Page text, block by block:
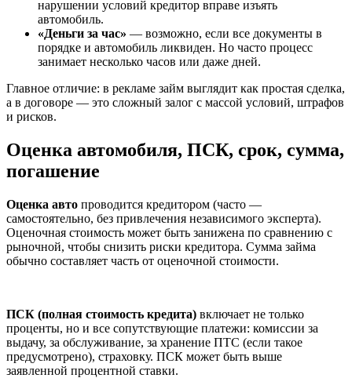
нарушении условий кредитор вправе изъять
автомобиль.
«Деньги за час» — возможно, если все документы в
порядке и автомобиль ликвиден. Но часто процесс
занимает несколько часов или даже дней.
Главное отличие: в рекламе займ выглядит как простая сделка,
а в договоре — это сложный залог с массой условий, штрафов
и рисков.
Оценка автомобиля, ПСК, срок, сумма,
погашение
Оценка авто проводится кредитором (часто —
самостоятельно, без привлечения независимого эксперта).
Оценочная стоимость может быть занижена по сравнению с
рыночной, чтобы снизить риски кредитора. Сумма займа
обычно составляет часть от оценочной стоимости.
ПСК (полная стоимость кредита) включает не только
проценты, но и все сопутствующие платежи: комиссии за
выдачу, за обслуживание, за хранение ПТС (если такое
предусмотрено), страховку. ПСК может быть выше
заявленной процентной ставки.